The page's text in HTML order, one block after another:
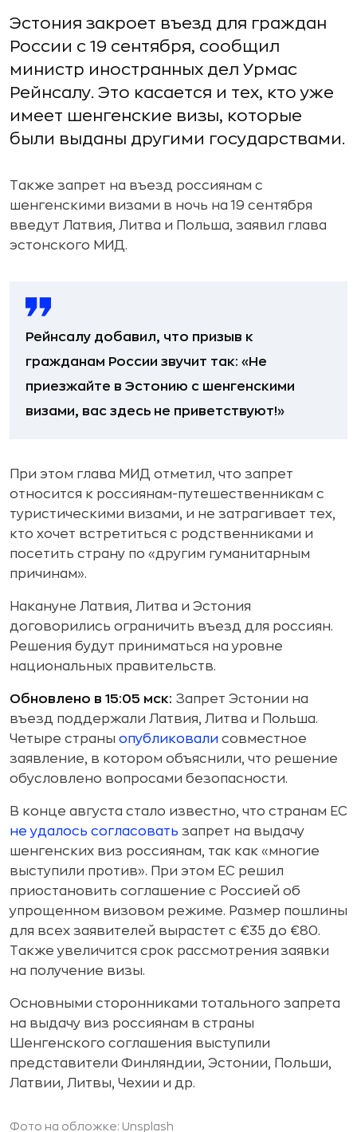
Эстония закроет въезд для граждан
России с 19 сентября, сообщил
министр иностранных дел Урмас
Рейнсалу. Это касается и тех, кто уже
имеет шенгенские визы, которые
были выданы другими государствами.
Также запрет на въезд россиянам с
шенгенскими визами в ночь на 19 сентября
введут Латвия, Литва и Польша, заявил глава
эстонского МИД.
Рейнсалу добавил, что призыв к
гражданам России звучит так: «Не
приезжайте в Эстонию с шенгенскими
визами, вас здесь не приветствуют!»
При этом глава МИД отметил, что запрет
относится к россиянам-путешественникам с
туристическими визами, и не затрагивает тех,
кто хочет встретиться с родственниками и
посетить страну по «другим гуманитарным
причинам».
Накануне Латвия, Литва и Эстония
договорились ограничить въезд для россиян.
Решения будут приниматься на уровне
национальных правительств.
Обновлено в 15:05 мск: Запрет Эстонии на
въезд поддержали Латвия, Литва и Польша.
Четыре страны опубликовали совместное
заявление, в котором объяснили, что решение
обусловлено вопросами безопасности.
В конце августа стало известно, что странам ЕС
не удалось согласовать запрет на выдачу
шенгенских виз россиянам, так как «многие
выступили против». При этом ЕС решил
приостановить соглашение с Россией об
упрощенном визовом режиме. Размер пошлины
для всех заявителей вырастет с €35 до €80.
Также увеличится срок рассмотрения заявки
на получение визы.
Основными сторонниками тотального запрета
на выдачу виз россиянам в страны
Шенгенского соглашения выступили
представители Финляндии, Эстонии, Польши,
Латвии, Литвы, Чехии и др.
Фото на обложке: Unsplash